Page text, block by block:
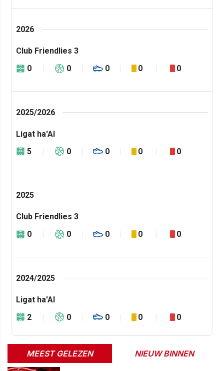
2026
Club Friendlies 3
0
0 0 0 0
2025/2026
Ligat ha'Al
5
0 0 0 0
2025
Club Friendlies 3
0
0 0 0 0
2024/2025
Ligat ha'Al
2
0 0 0 0
MEEST GELEZEN NIEUW BINNEN